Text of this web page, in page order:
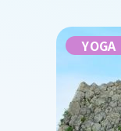
YOGA